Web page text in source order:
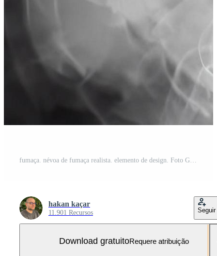
fumaça. névoa de fumaça realista. elemento de design. Foto Grátis
hakan kaçar
11.901 Recursos Seguir
Download gratuitoRequere atribuição